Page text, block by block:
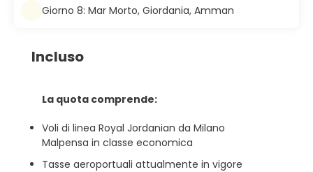
Giorno 8: Mar Morto, Giordania, Amman
Incluso
La quota comprende:
Voli di linea Royal Jordanian da Milano
Malpensa in classe economica
Tasse aeroportuali attualmente in vigore